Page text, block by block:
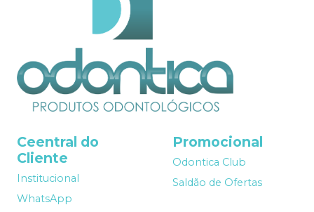
Ceentral do
Cliente
Institucional
WhatsApp
Promocional
Odontica Club
Saldão de Ofertas